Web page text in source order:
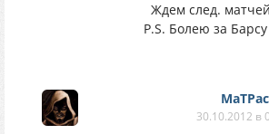
Ждем след.
P.S. Болею за
MaTPac
30.10.2012 в